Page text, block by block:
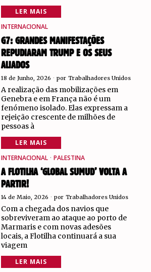
LER MAIS
INTERNACIONAL
G7: GRANDES MANIFESTAÇÕES
REPUDIARAM TRUMP E OS SEUS
ALIADOS
18 de Junho, 2026 por Trabalhadores Unidos
A realização das mobilizações em
Genebra e em França não é um
fenómeno isolado. Elas expressam a
rejeição crescente de milhões de
pessoas à
LER MAIS
INTERNACIONAL · PALESTINA
A FLOTILHA ‘GLOBAL SUMUD’ VOLTA A
PARTIR!
14 de Maio, 2026 por Trabalhadores Unidos
Com a chegada dos navios que
sobreviveram ao ataque ao porto de
Marmaris e com novas adesões
locais, a Flotilha continuará a sua
viagem
LER MAIS